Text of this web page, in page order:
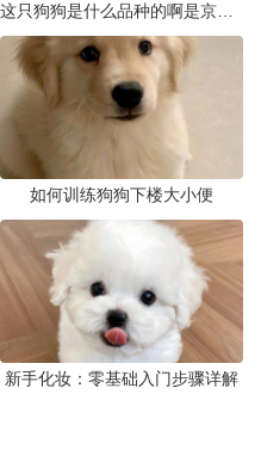
如何训练狗狗下楼大小便
新手化妆：零基础入门步骤详解